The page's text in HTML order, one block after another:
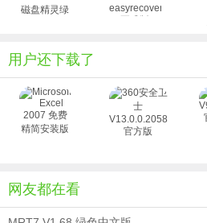
磁盘精灵绿
easyrecovery
正式版
用户还下载了
网友都在看